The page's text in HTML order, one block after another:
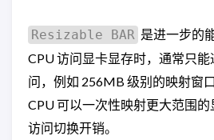
Resizable BAR 是进一步的
CPU 访问显卡显存时，通常只
问，例如 256MB 级别的映射窗口
CPU 可以一次性映射更大范围
访问切换开销。